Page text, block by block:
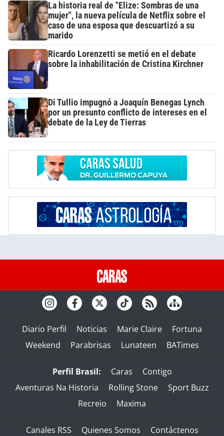
La historia real de "Elize: Sombras de una
mujer", la nueva película de Netflix sobre el
caso de una esposa que descuartizó a su
marido
Ricardo Lorenzetti se metió en el debate
sobre la inhabilitación de Cristina Kirchner
Di Tullio impugnó a Joaquín Benegas Lynch
por un presunto conflicto de intereses en el
debate de la Ley de Tierras
Diario Perfil Noticias Marie Claire
Fortuna
Weekend
Parabrisas Lunateen BATimes
Perfil Brasil: Caras
Contigo
Aventuras Na Historia
Rolling Stone
Sport Buzz
Recreio
Maxima
Canales RSS Quienes Somos Contáctenos